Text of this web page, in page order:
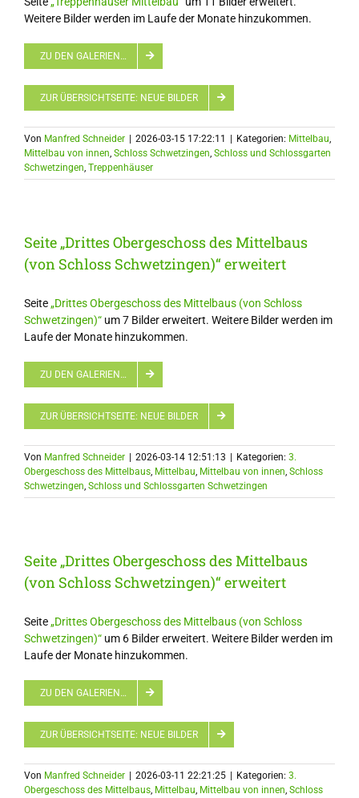
Weitere Bilder werden im Laufe der Monate hinzukommen.
ZU DEN GALERIEN…
ZUR ÜBERSICHTSEITE: NEUE BILDER
Von Manfred Schneider 2026-03-15 17:22:11 Kategorien: Mittelbau,
Mittelbau von innen, Schloss Schwetzingen, Schloss und Schlossgarten
Schwetzingen, Treppenhäuser
Seite „Drittes Obergeschoss des Mittelbaus
(von Schloss Schwetzingen)“ erweitert
Seite„Drittes Obergeschoss des Mittelbaus (von Schloss
Schwetzingen)“um 7 Bilder erweitert. Weitere Bilder werden im
Laufe der Monate hinzukommen.
ZU DEN GALERIEN…
ZUR ÜBERSICHTSEITE: NEUE BILDER
Von Manfred Schneider 2026-03-14 12:51:13 Kategorien: 3.
Obergeschoss des Mittelbaus, Mittelbau, Mittelbau von innen, Schloss
Schwetzingen, Schloss und Schlossgarten Schwetzingen
Seite „Drittes Obergeschoss des Mittelbaus
(von Schloss Schwetzingen)“ erweitert
Seite„Drittes Obergeschoss des Mittelbaus (von Schloss
Schwetzingen)“um 6 Bilder erweitert. Weitere Bilder werden im
Laufe der Monate hinzukommen.
ZU DEN GALERIEN…
ZUR ÜBERSICHTSEITE: NEUE BILDER
Von Manfred Schneider 2026-03-11 22:21:25 Kategorien: 3.
Obergeschoss des Mittelbaus, Mittelbau, Mittelbau von innen, Schloss